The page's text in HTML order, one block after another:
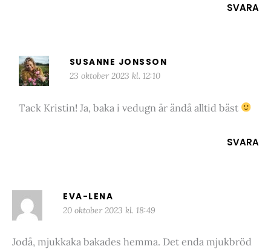
SVARA
SUSANNE JONSSON
23 oktober 2023 kl. 12:10
Tack Kristin! Ja, baka i vedugn är ändå alltid bäst
SVARA
EVA-LENA
20 oktober 2023 kl. 18:49
Jodå, mjukkaka bakades hemma. Det enda mjukbröd